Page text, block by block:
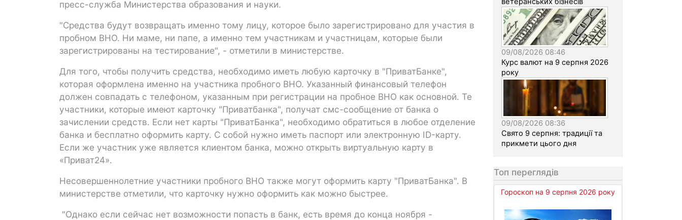
пресс-служба Министерства образования и науки.
"Средства будут возвращать именно тому лицу, которое было зарегистрировано для участия в
пробном ВНО. Ни маме, ни папе, а именно тем участникам и участницам, которые были
зарегистрированы на тестирование", - отметили в министерстве.
Для того, чтобы получить средства, необходимо иметь любую карточку в "ПриватБанке",
которая оформлена именно на участника пробного ВНО. Указанный финансовый телефон
должен совпадать с телефоном, указанным при регистрации на пробное ВНО как основной. Те
участники, которые имеют карточку "Приватбанка", получат смс-сообщение от банка о
зачислении средств. Если нет карты "ПриватБанка", необходимо обратиться в любое отделение
банка и бесплатно оформить карту. С собой нужно иметь паспорт или электронную ID-карту.
Если же участник уже является клиентом банка, можно открыть виртуальную карту в
«Приват24».
Несовершеннолетние участники пробного ВНО также могут оформить карту "ПриватБанка". В
министерстве отметили, что карточку нужно оформить как можно быстрее.
"Однако если сейчас нет возможности попасть в банк, есть время до конца ноября -
09/08/2026 08:46
Курс валют на 9 серпня 2026
року
09/08/2026 08:36
Свято 9 серпня: традиції та
прикмети цього дня
Топ переглядів
Гороскоп на 9 серпня 2026 року